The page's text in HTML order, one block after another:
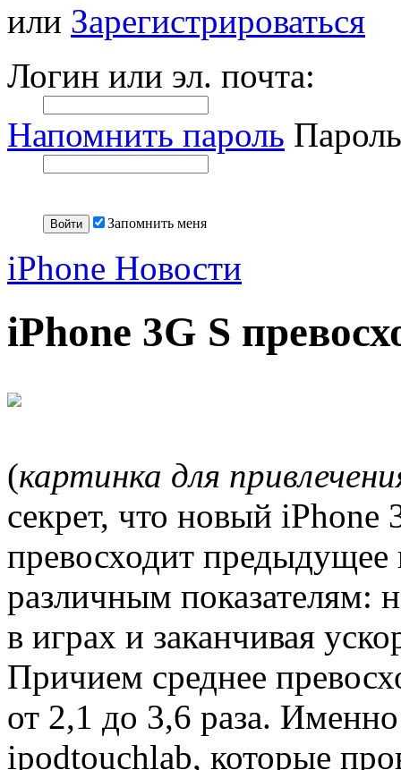
или Зарегистрироваться
Логин или эл. почта:
Напомнить пароль
Запомнить меня
iPhone Новости
iPhone 3G S
(картинка для
секрет, что новый iPhone
превосходит предыдущее
различным показателям:
в играх и заканчивая
Причием среднее
от 2,1 до 3,6 раза.
ipodtouchlab, которые